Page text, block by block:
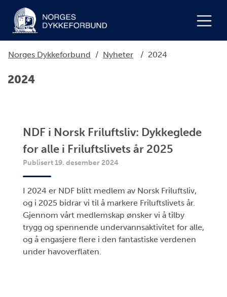
Norges Dykkeforbund / Nyheter / 2024
2024
NDF i Norsk Friluftsliv: Dykkeglede
for alle i Friluftslivets år 2025
Publisert 19. desember 2024
I 2024 er NDF blitt medlem av Norsk Friluftsliv,
og i 2025 bidrar vi til å markere Friluftslivets år.
Gjennom vårt medlemskap ønsker vi å tilby
trygg og spennende undervannsaktivitet for alle,
og å engasjere flere i den fantastiske verdenen
under havoverflaten.